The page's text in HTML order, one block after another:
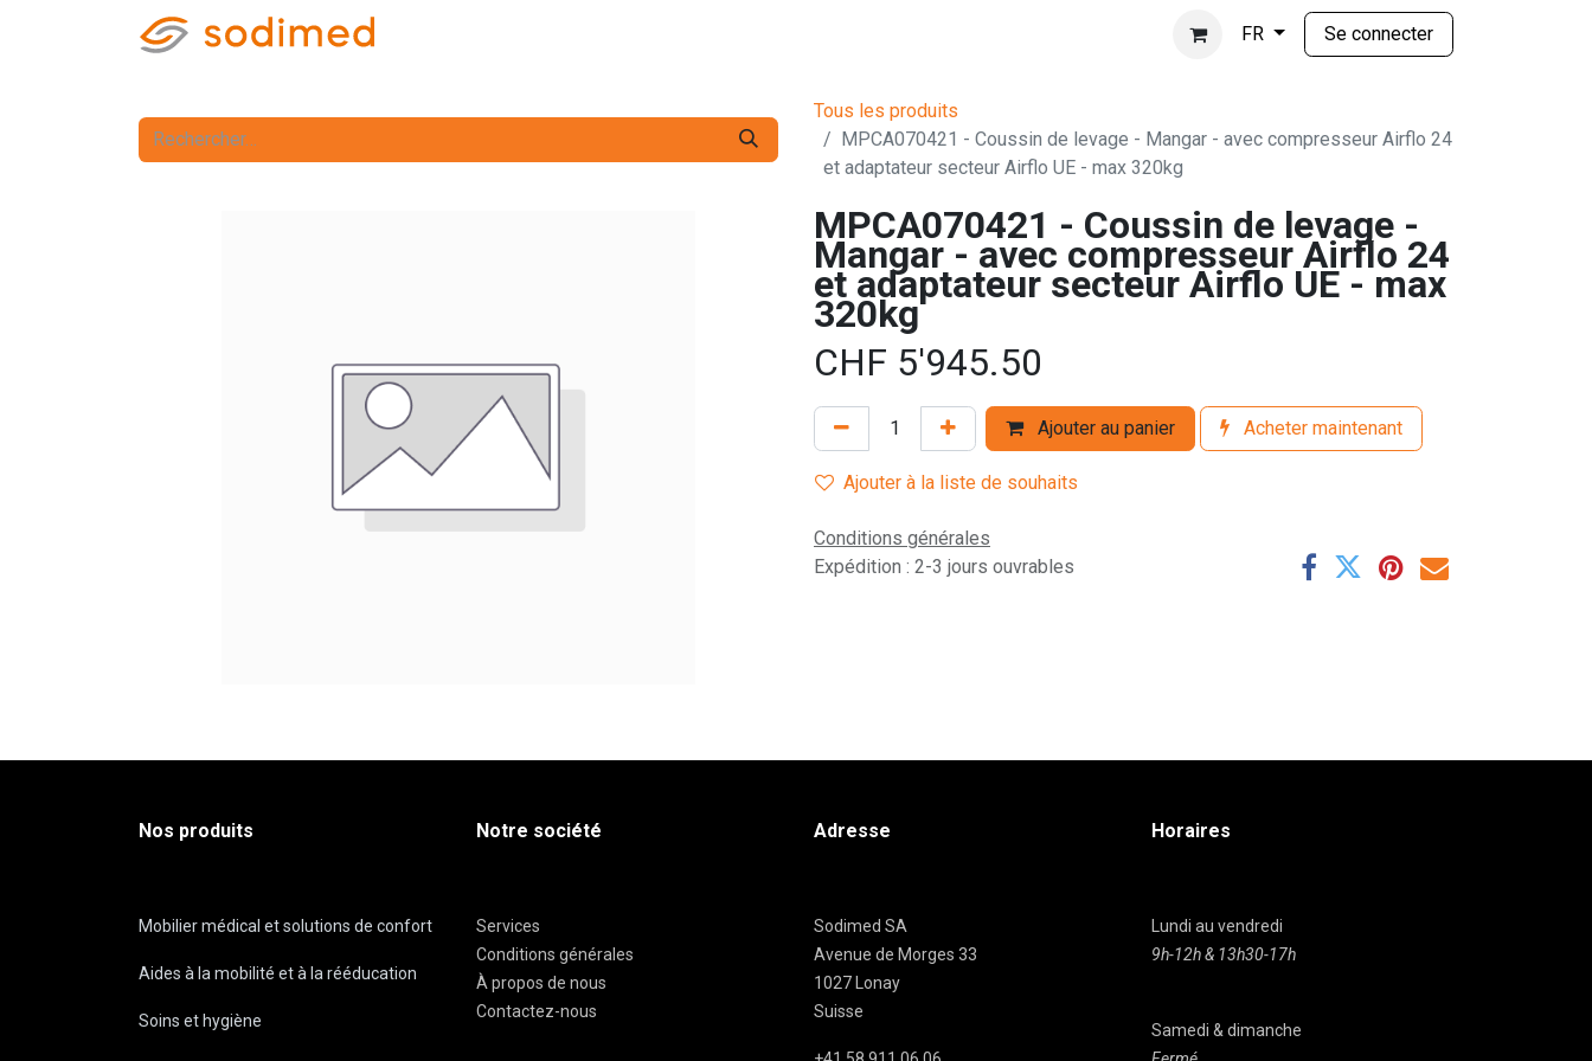
FR Se connecter
Tous les produits
MPCA070421 - Coussin de levage - Mangar - avec compresseur Airflo 24
et adaptateur secteur Airflo UE - max 320kg
MPCA070421 - Coussin de levage -
Mangar - avec compresseur Airflo 24
et adaptateur secteur Airflo UE - max
320kg
CHF 5'945.50
Ajouter au panier Acheter maintenant
Ajouter à la liste de souhaits
Conditions générales
Expédition : 2-3 jours ouvrables
Nos produits
Mobilier médical et solutions de confort
Aides à la mobilité et à la rééducation
Soins et hygiène
Notre société
Services
Conditions générales
À propos de nous
Contactez-nous
Adresse
Sodimed SA
Avenue de Morges 33
1027 Lonay
Suisse
Horaires
Lundi au vendredi
9h-12h & 13h30-17h
Samedi & dimanche